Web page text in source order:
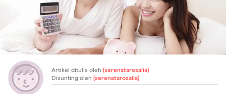
Artikel ditulis oleh (serenatarosalia)
Disunting oleh (serenatarosalia)